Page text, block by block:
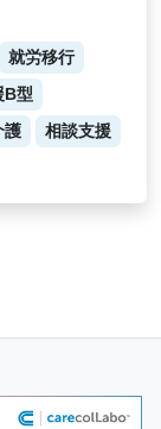
就労移行
B型
護
相談支援